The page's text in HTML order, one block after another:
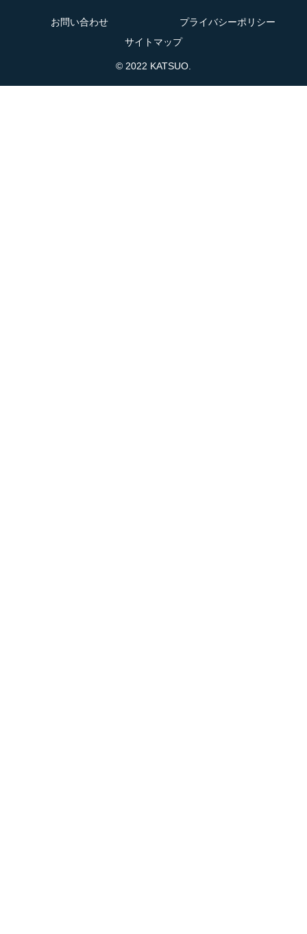
お問い合わせ
プライバシーポリシー
サイトマップ
© 2022 KATSUO.